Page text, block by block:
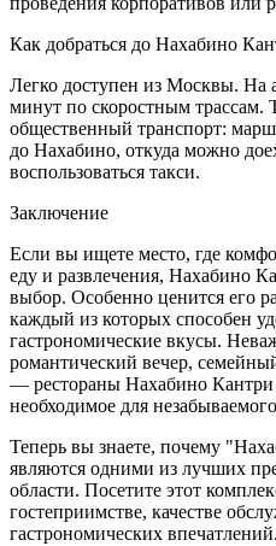
Как добраться до Нахабино
Легко доступен из Москвы.
минут по скоростным трассам.
общественный транспорт:
до Нахабино, откуда можно
воспользоваться такси.
Заключение
Если вы ищете место, где
еду и развлечения, Нахабино
выбор. Особенно ценится его
каждый из которых способен
гастрономические вкусы.
романтический вечер,
— рестораны Нахабино Кантри
необходимое для
Теперь вы знаете, почему
являются одними из лучших
области. Посетите этот
гостеприимстве, качестве
гастрономических впечатлений.